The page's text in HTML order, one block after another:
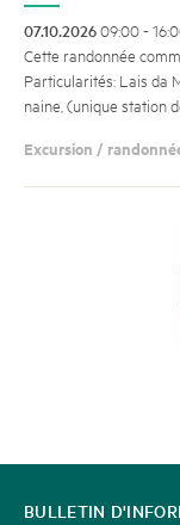
07.10.202609:00 -
Cette randonnée
Particularités: Lais da
naine, (unique station
Excursion /
CONTACT
BULLETIN